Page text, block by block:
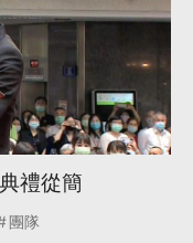
禮從簡
團隊